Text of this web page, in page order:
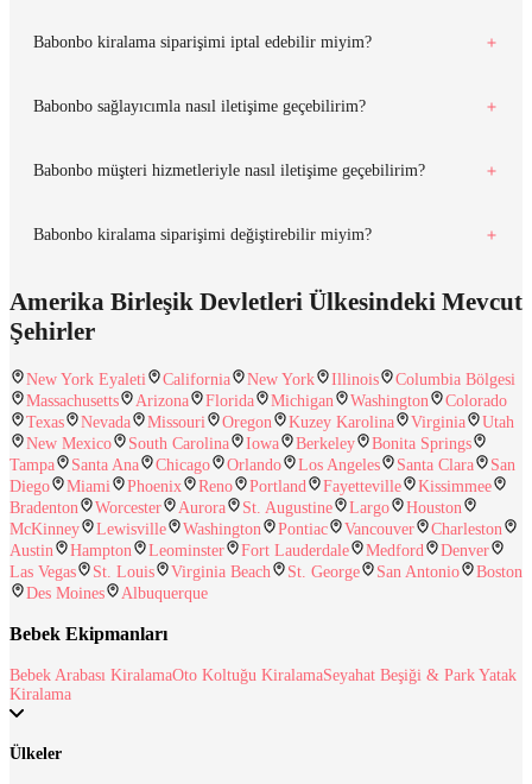
Babonbo kiralama siparişimi iptal edebilir miyim?
Babonbo sağlayıcımla nasıl iletişime geçebilirim?
Babonbo müşteri hizmetleriyle nasıl iletişime geçebilirim?
Babonbo kiralama siparişimi değiştirebilir miyim?
Amerika Birleşik Devletleri Ülkesindeki Mevcut
Şehirler
New York Eyaleti California New York Illinois
Columbia Bölgesi
Massachusetts
Arizona Florida Michigan Washington
Colorado
Texas
Nevada Missouri Oregon Kuzey Karolina Virginia
Utah
New Mexico
South Carolina Iowa Berkeley
Bonita Springs
Tampa
Santa Ana Chicago Orlando Los Angeles Santa Clara
San
Diego
Miami Phoenix Reno Portland Fayetteville
Kissimmee
Bradenton
Worcester Aurora St. Augustine Largo
Houston
McKinney
Lewisville Washington Pontiac Vancouver
Charleston
Austin
Hampton Leominster Fort Lauderdale Medford
Denver
Las Vegas
St. Louis Virginia Beach St. George San Antonio
Boston
Des Moines
Albuquerque
Bebek Ekipmanları
Bebek Arabası KiralamaOto Koltuğu KiralamaSeyahat Beşiği & Park Yatak
Kiralama
Ülkeler